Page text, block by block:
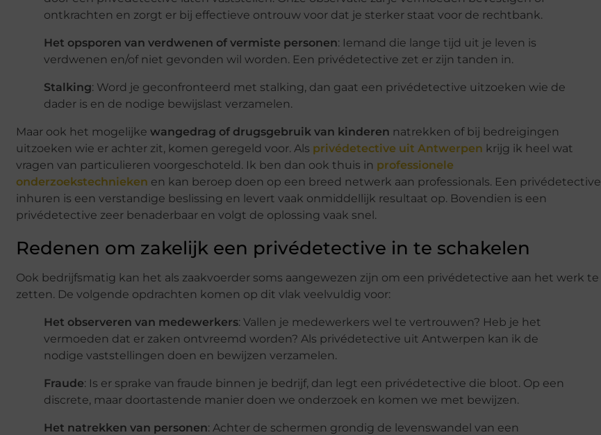
ontkrachten en zorgt er bij effectieve ontrouw voor dat je sterker staat voor de rechtbank.
Het opsporen van verdwenen of vermiste personen: Iemand die lange tijd uit je leven is
verdwenen en/of niet gevonden wil worden. Een privédetective zet er zijn tanden in.
Stalking: Word je geconfronteerd met stalking, dan gaat een privédetective uitzoeken wie de
dader is en de nodige bewijslast verzamelen.
Maar ook het mogelijke wangedrag of drugsgebruik van kinderen natrekken of bij bedreigingen
uitzoeken wie er achter zit, komen geregeld voor. Als privédetective uit Antwerpen krijg ik heel wat
vragen van particulieren voorgeschoteld. Ik ben dan ook thuis in professionele
onderzoekstechnieken en kan beroep doen op een breed netwerk aan professionals. Een privédetective
inhuren is een verstandige beslissing en levert vaak onmiddellijk resultaat op. Bovendien is een
privédetective zeer benaderbaar en volgt de oplossing vaak snel.
Redenen om zakelijk een privédetective in te schakelen
Ook bedrijfsmatig kan het als zaakvoerder soms aangewezen zijn om een privédetective aan het werk te
zetten. De volgende opdrachten komen op dit vlak veelvuldig voor:
Het observeren van medewerkers: Vallen je medewerkers wel te vertrouwen? Heb je het
vermoeden dat er zaken ontvreemd worden? Als privédetective uit Antwerpen kan ik de
nodige vaststellingen doen en bewijzen verzamelen.
Fraude: Is er sprake van fraude binnen je bedrijf, dan legt een privédetective die bloot. Op een
discrete, maar doortastende manier doen we onderzoek en komen we met bewijzen.
Het natrekken van personen: Achter de schermen grondig de levenswandel van een